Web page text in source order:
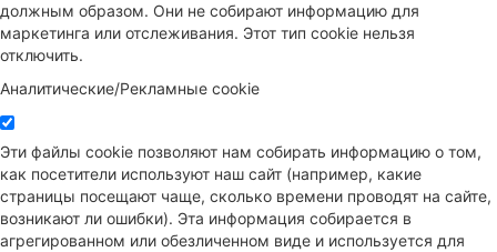
должным образом. Они не собирают информацию для
маркетинга или отслеживания. Этот тип cookie нельзя
отключить.
Аналитические/Рекламные cookie
Эти файлы cookie позволяют нам собирать информацию о том,
как посетители используют наш сайт (например, какие
страницы посещают чаще, сколько времени проводят на сайте,
возникают ли ошибки). Эта информация собирается в
агрегированном или обезличенном виде и используется для